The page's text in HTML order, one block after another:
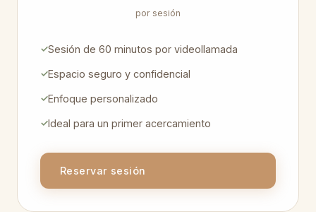
por sesión
Sesión de 60 minutos por videollamada
Espacio seguro y confidencial
Enfoque personalizado
Ideal para un primer acercamiento
Reservar sesión